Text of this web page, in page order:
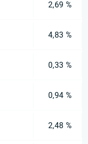
2,69 %
4,83 %
0,33 %
0,94 %
2,48 %